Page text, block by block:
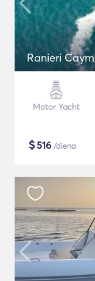
Ranieri
Motor Yacht
$516 /diena